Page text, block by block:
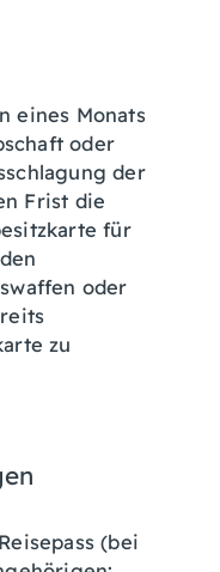
eines Monats
oder
der
Frist die
für
oder
zu
(bei